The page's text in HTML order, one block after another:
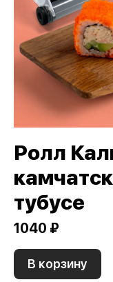
Ролл
тубусе
1040 ₽
В корзину